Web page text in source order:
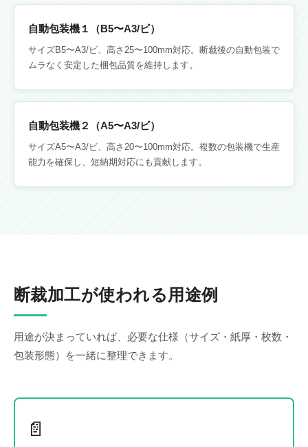
自動包装機１（B5〜A3/ビ）
サイズB5〜A3/ビ、高さ25〜100mm対応。断裁後の自動包装で
ムラなく安定した梱包品質を維持します。
自動包装機２（A5〜A3/ビ）
サイズA5〜A3/ビ、高さ20〜100mm対応。複数の包装機で生産
能力を確保し、短納期対応にも貢献します。
断裁加工が使われる用途例
用途が決まっていれば、必要な仕様（サイズ・紙厚・枚数・
包装形態）を一緒に整理できます。
📄